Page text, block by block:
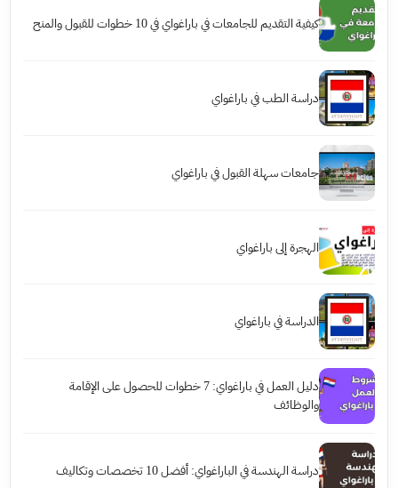
كيفية التقديم للجامعات في باراغواي في 10 خطوات للقبول والمنح
دراسة الطب في باراغواي
جامعات سهلة القبول في باراغواي
الهجرة إلى باراغواي
الدراسة في باراغواي
دليل العمل في باراغواي: 7 خطوات للحصول على الإقامة
والوظائف
دراسة الهندسة في الباراغواي: أفضل 10 تخصصات وتكاليف